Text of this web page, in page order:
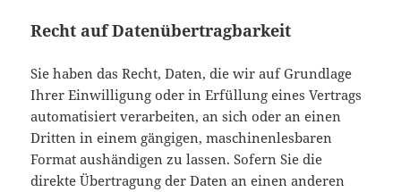
Recht auf Datenübertragbarkeit
Sie haben das Recht, Daten, die wir auf Grundlage
Ihrer Einwilligung oder in Erfüllung eines Vertrags
automatisiert verarbeiten, an sich oder an einen
Dritten in einem gängigen, maschinenlesbaren
Format aushändigen zu lassen. Sofern Sie die
direkte Übertragung der Daten an einen anderen